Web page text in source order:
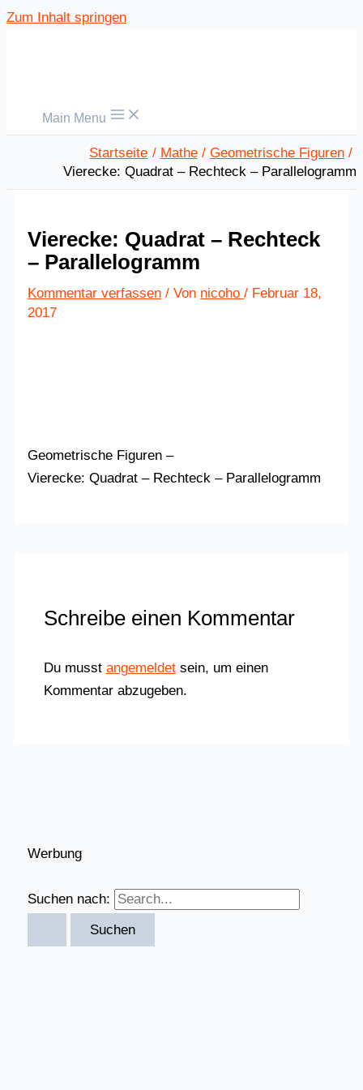
Zum Inhalt springen
Main Menu
Startseite Mathe
Geometrische Figuren
Vierecke: Quadrat – Rechteck – Parallelogramm
Vierecke: Quadrat – Rechteck
– Parallelogramm
Kommentar verfassen / Von nicoho/ Februar 18,
2017
Geometrische Figuren –
Vierecke: Quadrat – Rechteck – Parallelogramm
Schreibe einen Kommentar
Du musst angemeldetsein, um einen
Kommentar abzugeben.
Werbung
Suchen nach: